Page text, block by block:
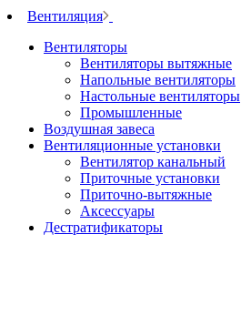
Вентиляция
Вентиляторы
Вентиляторы вытяжные
Напольные вентиляторы
Настольные вентиляторы
Промышленные
Воздушная завеса
Вентиляционные установки
Вентилятор канальный
Приточные установки
Приточно-вытяжные
Аксессуары
Дестратификаторы